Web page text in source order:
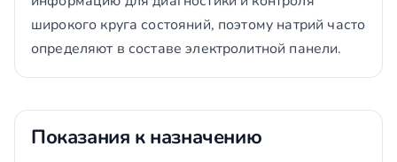
широкого круга состояний, поэтому натрий часто
определяют в составе электролитной панели.
Показания к назначению